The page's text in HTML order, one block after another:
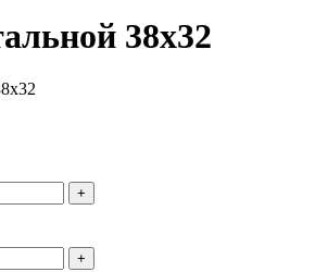
38х32
+
+